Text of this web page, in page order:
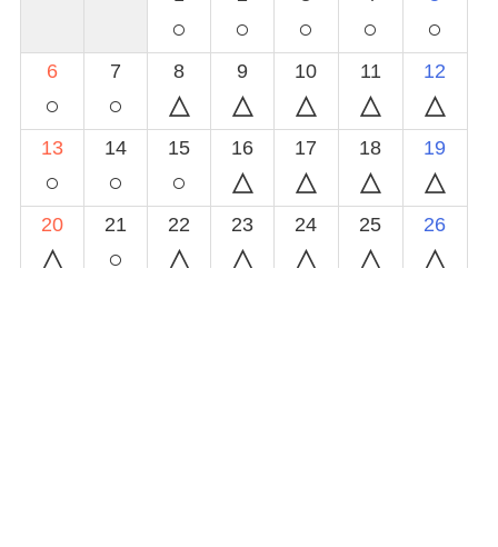
○ ○ ○ ○ ○
6
○
7
○
8 9 10 11 12
13
○
14
○
15
○
16 17 18 19
20 21
○
22 23 24 25 26